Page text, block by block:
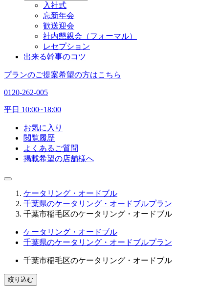
入社式
忘新年会
歓送迎会
社内懇親会（フォーマル）
レセプション
出来る幹事のコツ
プランのご提案希望の方はこちら
0120-262-005
平日 10:00~18:00
お気に入り
閲覧履歴
よくあるご質問
掲載希望の店舗様へ
ケータリング・オードブル
千葉県のケータリング・オードブルプラン
千葉市稲毛区のケータリング・オードブル
ケータリング・オードブル
千葉県のケータリング・オードブルプラン
千葉市稲毛区のケータリング・オードブル
絞り込む